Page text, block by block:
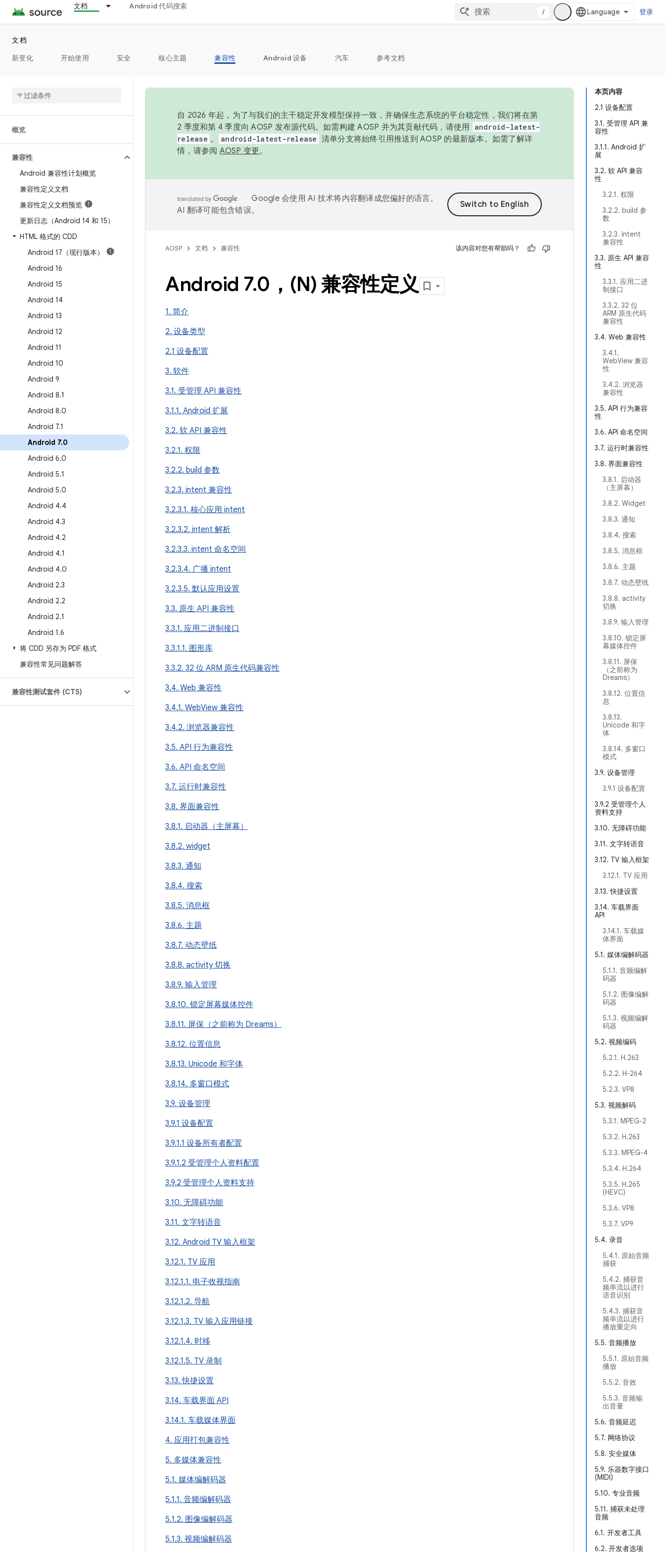
文档 Android 代码搜索
/ 登录
文档
新变化
开始使用 安全 核心主题 兼容性 Android 设备 汽车 参考文档
概览
兼容性
Android 兼容性计划概览
兼容性定义文档
兼容性定义文档预览
更新日志（Android 14 和 15）
HTML 格式的 CDD
Android 17（现行版本）
Android 16
Android 15
Android 14
Android 13
Android 12
Android 11
Android 10
Android 9
Android 8.1
Android 8.0
Android 7.1
Android 7.0
Android 6.0
Android 5.1
Android 5.0
Android 4.4
Android 4.3
Android 4.2
Android 4.1
Android 4.0
Android 2.3
Android 2.2
Android 2.1
Android 1.6
将 CDD 另存为 PDF 格式
兼容性常见问题解答
兼容性测试套件 (CTS)
本页内容
2.1 设备配置
3.1. 受管理 API 兼
容性
3.1.1. Android 扩
展
3.2. 软 API 兼容
性
3.2.1. 权限
3.2.2. build 参
数
3.2.3. intent
兼容性
3.3. 原生 API 兼容
性
3.3.1. 应用二进
制接口
3.3.2. 32 位
ARM 原生代码
兼容性
3.4. Web 兼容性
3.4.1.
WebView 兼容
性
3.4.2. 浏览器
兼容性
3.5. API 行为兼容
性
3.6. API 命名空间
3.7. 运行时兼容性
3.8. 界面兼容性
3.8.1. 启动器
（主屏幕）
3.8.2. Widget
3.8.3. 通知
3.8.4. 搜索
3.8.5. 消息框
3.8.6. 主题
3.8.7. 动态壁纸
3.8.8. activity
切换
3.8.9. 输入管理
3.8.10. 锁定屏
幕媒体控件
3.8.11. 屏保
（之前称为
Dreams）
3.8.12. 位置信
息
3.8.13.
Unicode 和字
体
3.8.14. 多窗口
模式
3.9. 设备管理
3.9.1 设备配置
3.9.2 受管理个人
资料支持
3.10. 无障碍功能
3.11. 文字转语音
3.12. TV 输入框架
3.12.1. TV 应用
3.13. 快捷设置
3.14. 车载界面
API
3.14.1. 车载媒
体界面
5.1. 媒体编解码器
5.1.1. 音频编解
码器
5.1.2. 图像编解
码器
5.1.3. 视频编解
码器
5.2. 视频编码
5.2.1. H.263
5.2.2. H-264
5.2.3. VP8
5.3. 视频解码
5.3.1. MPEG-2
5.3.2. H.263
5.3.3. MPEG-4
5.3.4. H.264
5.3.5. H.265
(HEVC)
5.3.6. VP8
5.3.7. VP9
5.4. 录音
5.4.1. 原始音频
捕获
5.4.2. 捕获音
频串流以进行
语音识别
5.4.3. 捕获音
频串流以进行
播放重定向
5.5. 音频播放
5.5.1. 原始音频
播放
5.5.2. 音效
5.5.3. 音频输
出音量
5.6. 音频延迟
5.7. 网络协议
5.8. 安全媒体
5.9. 乐器数字接口
(MIDI)
5.10. 专业音频
5.11. 捕获未处理
音频
6.1. 开发者工具
6.2. 开发者选项
自 2026 年起，为了与我们的主干稳定开发模型保持一致，并确保生态系统的平台稳定性，我们将在第
2 季度和第 4 季度向 AOSP 发布源代码。如需构建 AOSP 并为其贡献代码，请使用
android-latest-
release 。 android-latest-release 清单分支将始终引用推送到 AOSP 的最新版本。如需了解详
情，请参阅 AOSP 变更。
Google 会使用 AI 技术将内容翻译成您偏好的语言。
AI 翻译可能包含错误。
AOSP 文档 兼容性 该内容对您有帮助吗？
Android 7.0，(N) 兼容性定义
1. 简介
2. 设备类型
2.1 设备配置
3. 软件
3.1. 受管理 API 兼容性
3.1.1. Android 扩展
3.2. 软 API 兼容性
3.2.1. 权限
3.2.2. build 参数
3.2.3. intent 兼容性
3.2.3.1. 核心应用 intent
3.2.3.2. intent 解析
3.2.3.3. intent 命名空间
3.2.3.4. 广播 intent
3.2.3.5. 默认应用设置
3.3. 原生 API 兼容性
3.3.1. 应用二进制接口
3.3.1.1. 图形库
3.3.2. 32 位 ARM 原生代码兼容性
3.4. Web 兼容性
3.4.1. WebView 兼容性
3.4.2. 浏览器兼容性
3.5. API 行为兼容性
3.6. API 命名空间
3.7. 运行时兼容性
3.8. 界面兼容性
3.8.1. 启动器（主屏幕）
3.8.2. widget
3.8.3. 通知
3.8.4. 搜索
3.8.5. 消息框
3.8.6. 主题
3.8.7. 动态壁纸
3.8.8. activity 切换
3.8.9. 输入管理
3.8.10. 锁定屏幕媒体控件
3.8.11. 屏保（之前称为 Dreams）
3.8.12. 位置信息
3.8.13. Unicode 和字体
3.8.14. 多窗口模式
3.9. 设备管理
3.9.1 设备配置
3.9.1.1 设备所有者配置
3.9.1.2 受管理个人资料配置
3.9.2 受管理个人资料支持
3.10. 无障碍功能
3.11. 文字转语音
3.12. Android TV 输入框架
3.12.1. TV 应用
3.12.1.1. 电子收视指南
3.12.1.2. 导航
3.12.1.3. TV 输入应用链接
3.12.1.4. 时移
3.12.1.5. TV 录制
3.13. 快捷设置
3.14. 车载界面 API
3.14.1. 车载媒体界面
4. 应用打包兼容性
5. 多媒体兼容性
5.1. 媒体编解码器
5.1.1. 音频编解码器
5.1.2. 图像编解码器
5.1.3. 视频编解码器